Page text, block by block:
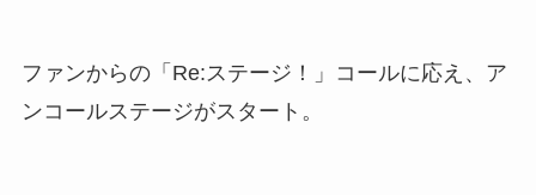
ファンからの「Re:ステージ！」コールに応え、ア
ンコールステージがスタート。